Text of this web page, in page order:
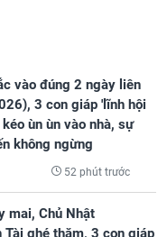
vào đúng 2 ngày liên
3 con giáp 'lĩnh hội
ùn ùn vào nhà, sự
không ngừng
52 phút trước
mai, Chủ Nhật